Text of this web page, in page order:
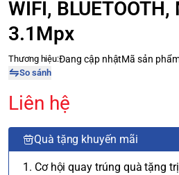
WIFI,
3.1Mpx
Thương hiệu:Đang cập nhậtMã sản
So sánh
Liên hệ
Quà tặng khuyến mãi
1. Cơ hội quay trúng quà tặng